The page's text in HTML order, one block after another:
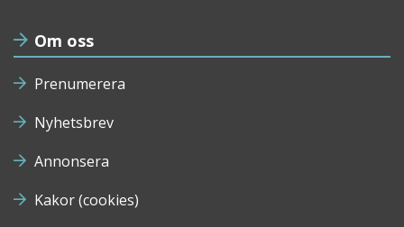
Om oss
Prenumerera
Nyhetsbrev
Annonsera
Kakor (cookies)